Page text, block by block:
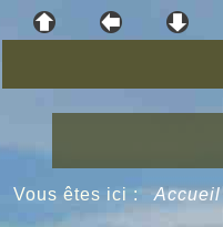
Vous êtes ici : Accueil